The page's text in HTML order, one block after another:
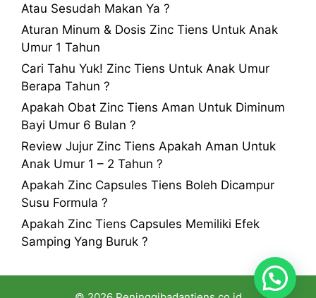
Atau Sesudah Makan Ya ?
Aturan Minum & Dosis Zinc Tiens Untuk Anak
Umur 1 Tahun
Cari Tahu Yuk! Zinc Tiens Untuk Anak Umur
Berapa Tahun ?
Apakah Obat Zinc Tiens Aman Untuk Diminum
Bayi Umur 6 Bulan ?
Review Jujur Zinc Tiens Apakah Aman Untuk
Anak Umur 1 – 2 Tahun ?
Apakah Zinc Capsules Tiens Boleh Dicampur
Susu Formula ?
Apakah Zinc Tiens Capsules Memiliki Efek
Samping Yang Buruk ?